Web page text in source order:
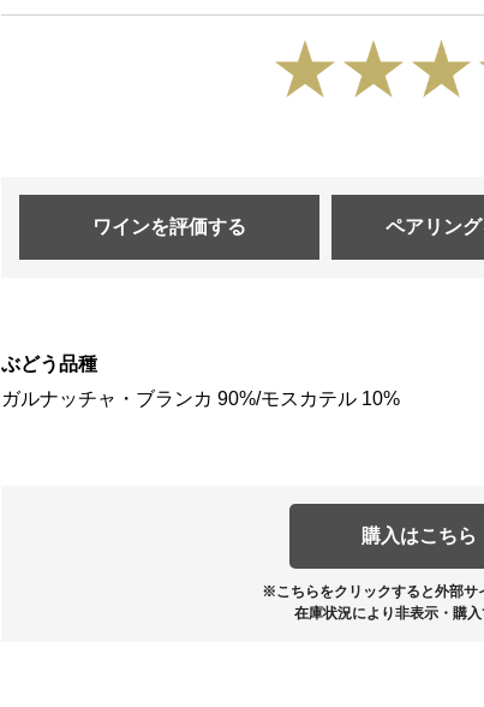
ワインを評価する ペアリング
ぶどう品種
ガルナッチャ・ブランカ 90%/モスカテル 10%
購入はこちら
※こちらをクリックすると外部サ
在庫状況により非表示・購